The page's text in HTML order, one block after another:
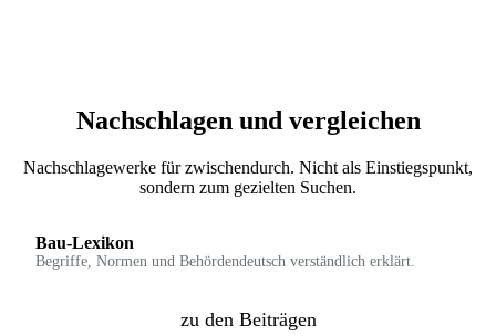
Nachschlagen und vergleichen
Nachschlagewerke für zwischendurch. Nicht als Einstiegspunkt,
sondern zum gezielten Suchen.
Bau-Lexikon
Begriffe, Normen und Behördendeutsch verständlich erklärt.
zu den Beiträgen